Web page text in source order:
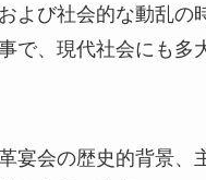
よび社会的な動乱の
で、現代社会にも多
宴会の歴史的背景、